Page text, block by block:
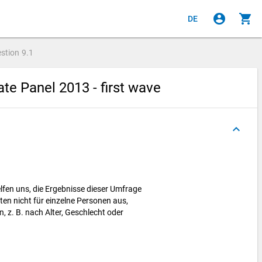
DE account_circle shopping_cart
9.1
Panel 2013 - first wave
keyboard_arrow_up
uns, die Ergebnisse dieser Umfrage
nicht für einzelne Personen aus,
z. B. nach Alter, Geschlecht oder